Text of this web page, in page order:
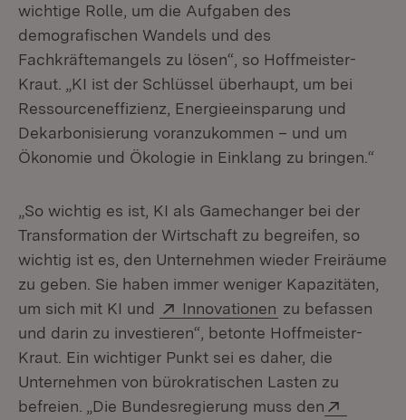
wichtige Rolle, um die Aufgaben des
demografischen Wandels und des
Fachkräftemangels zu lösen“, so Hoffmeister-
Kraut. „KI ist der Schlüssel überhaupt, um bei
Ressourceneffizienz, Energieeinsparung und
Dekarbonisierung voranzukommen – und um
Ökonomie und Ökologie in Einklang zu bringen.“
„So wichtig es ist, KI als Gamechanger bei der
Transformation der Wirtschaft zu begreifen, so
wichtig ist es, den Unternehmen wieder Freiräume
zu geben. Sie haben immer weniger Kapazitäten,
um sich mit KI und
Extern:
Innovationen (Öffnet in
zu befassen
und darin zu investieren“, betonte Hoffmeister-
Kraut. Ein wichtiger Punkt sei es daher, die
Unternehmen von bürokratischen Lasten zu
befreien. „Die Bundesregierung muss den